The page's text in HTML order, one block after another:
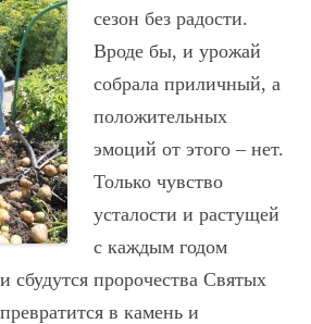
сезон без радости.
Вроде бы, и урожай
собрала приличный, а
положительных
эмоций от этого – нет.
Только чувство
усталости и растущей
с каждым годом
сбудутся пророчества Святых
в камень и